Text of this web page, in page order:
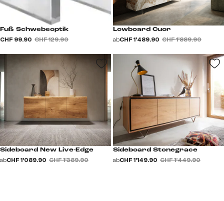
Fuß Schwebeoptik
CHF 99.90 CHF 129.90
Lowboard Cuor
abCHF 1’489.90 CHF 1’889.90
Sideboard New Live-Edge
abCHF 1’089.90 CHF 1’389.90
Sideboard Stonegrace
abCHF 1’149.90 CHF 1’449.90